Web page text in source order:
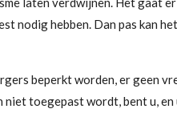
nodig hebben. Dan pas kan
beperkt worden, er geen
niet toegepast wordt, bent u,